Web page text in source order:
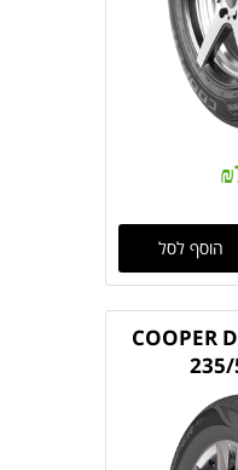
₪
הוסף לסל
COOPER
235/